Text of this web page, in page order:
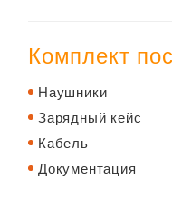
Комплект
Наушники
Зарядный кейс
Кабель
Документация